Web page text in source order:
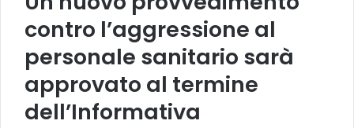
contro l’aggressione al
personale sanitario sarà
approvato al termine
dell’Informativa